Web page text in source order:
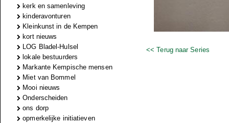
kerk en samenleving
kinderavonturen
Kleinkunst in de Kempen
kort nieuws
LOG Bladel-Hulsel
lokale bestuurders
Markante Kempische mensen
Miet van Bommel
Mooi nieuws
Onderscheiden
ons dorp
opmerkelijke initiatieven
<< Terug naar Series